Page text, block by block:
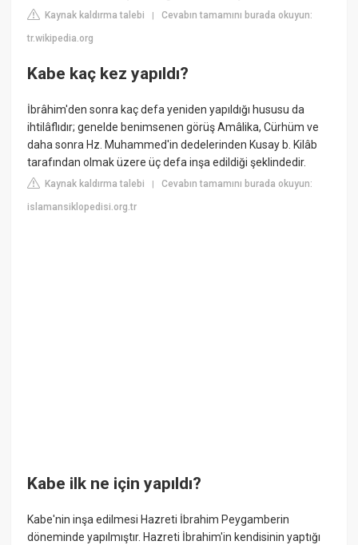
Kaynak kaldırma talebi |Cevabın tamamını burada okuyun:
tr.wikipedia.org
Kabe kaç kez yapıldı?
İbrâhim'den sonra kaç defa yeniden yapıldığı hususu da
ihtilâflıdır; genelde benimsenen görüş Amâlika, Cürhüm ve
daha sonra Hz. Muhammed'in dedelerinden Kusay b. Kilâb
tarafından olmak üzere üç defa inşa edildiği şeklindedir.
Kaynak kaldırma talebi |Cevabın tamamını burada okuyun:
islamansiklopedisi.org.tr
Kabe ilk ne için yapıldı?
Kabe'nin inşa edilmesi Hazreti İbrahim Peygamberin
döneminde yapılmıştır. Hazreti İbrahim'in kendisinin yaptığı